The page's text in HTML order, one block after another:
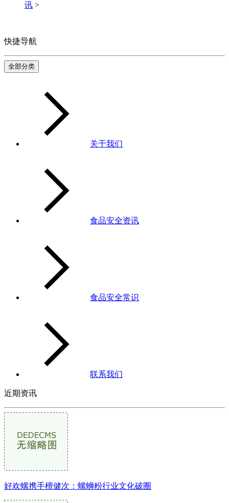
讯 >
快捷导航
全部分类
关于我们
食品安全资讯
食品安全常识
联系我们
近期资讯
好欢螺携手檀健次：螺蛳粉行业文化破圈